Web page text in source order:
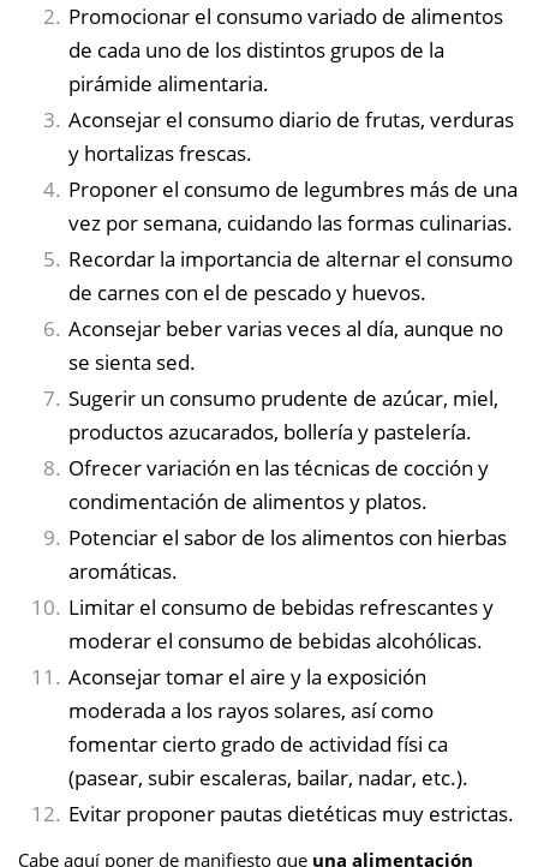
Promocionar el consumo variado de alimentos
de cada uno de los distintos grupos de la
pirámide alimentaria.
Aconsejar el consumo diario de frutas, verduras
y hortalizas frescas.
Proponer el consumo de legumbres más de una
vez por semana, cuidando las formas culinarias.
Recordar la importancia de alternar el consumo
de carnes con el de pescado y huevos.
Aconsejar beber varias veces al día, aunque no
se sienta sed.
Sugerir un consumo prudente de azúcar, miel,
productos azucarados, bollería y pastelería.
Ofrecer variación en las técnicas de cocción y
condimentación de alimentos y platos.
Potenciar el sabor de los alimentos con hierbas
aromáticas.
Limitar el consumo de bebidas refrescantes y
moderar el consumo de bebidas alcohólicas.
Aconsejar tomar el aire y la exposición
moderada a los rayos solares, así como
fomentar cierto grado de actividad físi ca
(pasear, subir escaleras, bailar, nadar, etc.).
Evitar proponer pautas dietéticas muy estrictas.
Cabe aquí poner de manifiesto que una alimentación